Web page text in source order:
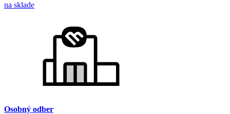
na sklade
Osobný odber